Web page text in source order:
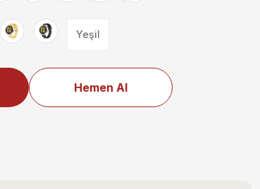
Yeşil
Hemen Al